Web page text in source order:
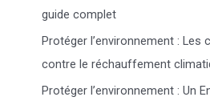
guide complet
Protéger l’environnement : Les
contre le réchauffement
Protéger l’environnement : Un